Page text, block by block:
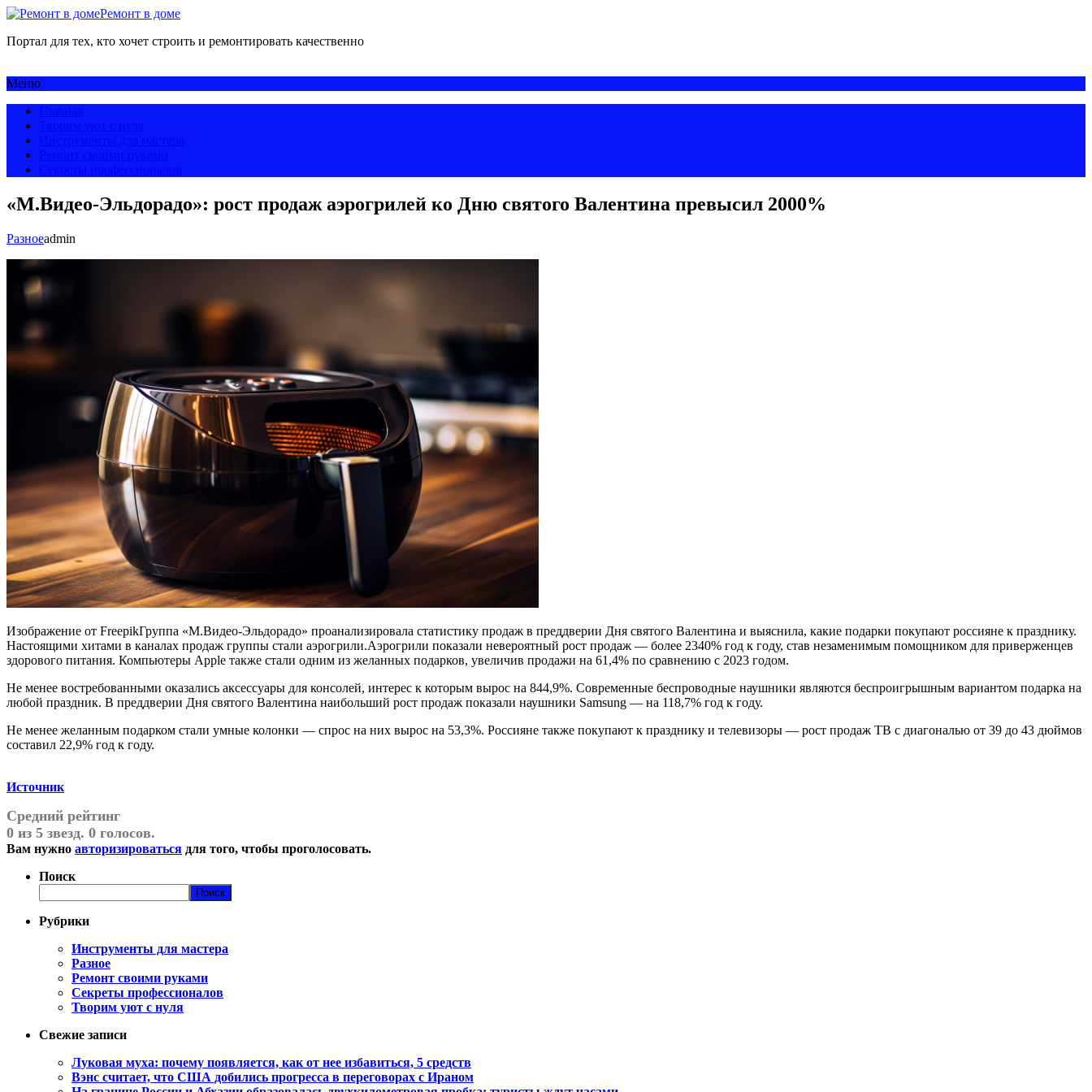
Ремонт в доме
Портал для тех, кто хочет строить и ремонтировать качественно
Меню
«М.Видео-Эльдорадо»: рост продаж аэрогрилей ко Дню святого Валентина превысил 2000%
Разноеadmin
Изображение от FreepikГруппа «М.Видео-Эльдорадо» проанализировала статистику продаж в преддверии Дня святого Валентина и выяснила, какие подарки покупают россияне к празднику.
Настоящими хитами в каналах продаж группы стали аэрогрили.Аэрогрили показали невероятный рост продаж — более 2340% год к году, став незаменимым помощником для приверженцев
здорового питания. Компьютеры Apple также стали одним из желанных подарков, увеличив продажи на 61,4% по сравнению с 2023 годом.
Не менее востребованными оказались аксессуары для консолей, интерес к которым вырос на 844,9%. Современные беспроводные наушники являются беспроигрышным вариантом подарка на
любой праздник. В преддверии Дня святого Валентина наибольший рост продаж показали наушники Samsung — на 118,7% год к году.
Не менее желанным подарком стали умные колонки — спрос на них вырос на 53,3%. Россияне также покупают к празднику и телевизоры — рост продаж ТВ с диагональю от 39 до 43 дюймов
составил 22,9% год к году.
Источник
Средний рейтинг
0 из 5 звезд. 0 голосов.
Вам нужно авторизироваться для того, чтобы проголосовать.
Поиск
Поиск
Рубрики
Инструменты для мастера
Разное
Ремонт своими руками
Секреты профессионалов
Творим уют с нуля
Свежие записи
Луковая муха: почему появляется, как от нее избавиться, 5 средств
Вэнс считает, что США добились прогресса в переговорах с Ираном